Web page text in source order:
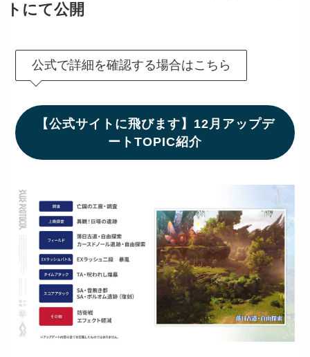
トにて公開
公式で詳細を確認する場合はこちら
【公式サイトに飛びます】12月アップデ
ートTOPIC紹介